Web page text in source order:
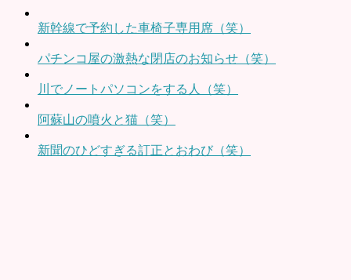
新幹線で予約した車椅子専用席（笑）
パチンコ屋の激熱な閉店のお知らせ（笑）
川でノートパソコンをする人（笑）
阿蘇山の噴火と猫（笑）
新聞のひどすぎる訂正とおわび（笑）